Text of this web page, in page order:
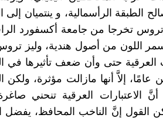
الطبقة الرأسمالية، و ينتميان إلى
تخرجا من جامعة أكسفورد
اللون من أصول هندية، وليز
العرقية حتى وأن ضعف تأثيرها في
إلاَّ أنها مازالت مؤثرة، ولكن
أنَّ الاعتبارات العرقية تنحني
القول إنَّ الناخب المحافظ، يفضل